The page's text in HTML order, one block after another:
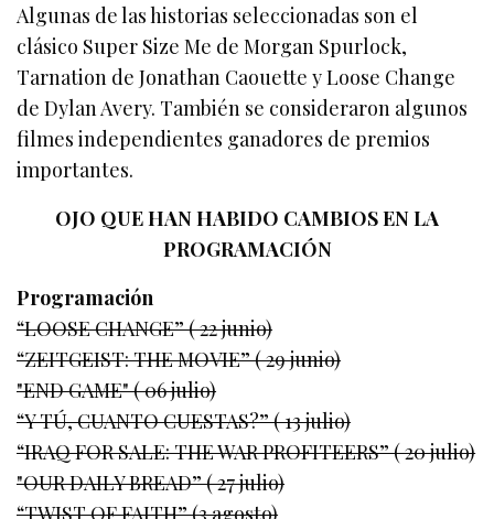
Algunas de las historias seleccionadas son el
clásico Super Size Me de Morgan Spurlock,
Tarnation de Jonathan Caouette y Loose Change
de Dylan Avery. También se consideraron algunos
filmes independientes ganadores de premios
importantes.
OJO QUE HAN HABIDO CAMBIOS EN LA
PROGRAMACIÓN
Programación
“LOOSE CHANGE” ( 22 junio)
“ZEITGEIST: THE MOVIE” ( 29 junio)
"END GAME" ( 06 julio)
“Y TÚ, CUANTO CUESTAS?” ( 13 julio)
“IRAQ FOR SALE: THE WAR PROFITEERS” ( 20 julio)
"OUR DAILY BREAD” ( 27 julio)
“TWIST OF FAITH” (3 agosto)